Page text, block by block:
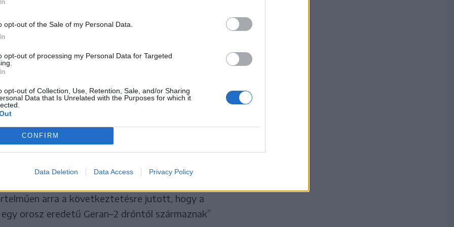
opt-out of the Sale of my Personal Data.
opt-out of processing my Personal Data for Targeted
opt-out of Collection, Use, Retention, Sale, and/or Sharing
Data that Is Unrelated with the Purposes for which it
CONFIRM
Data Deletion Data Access Privacy Policy
gyártási jelölések, a
szerkezeti sajátosságok és
is ugyanarra a
utalnak, amelyet az
Geran–2 drónok
az anyagoknak és üzemanyagoknak a
is azonosítottak ennél a dróntípusnál.
arra a következtetésre jutott, hogy a
orosz eredetű Geran–2 dróntól származnak”